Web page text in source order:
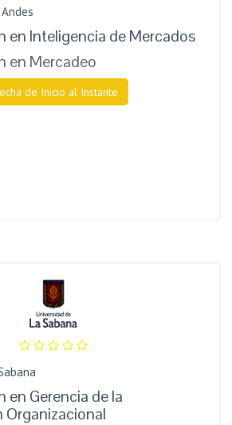
en Inteligencia de Mercados
en Mercadeo
de Inicio al Instante
en Gerencia de la